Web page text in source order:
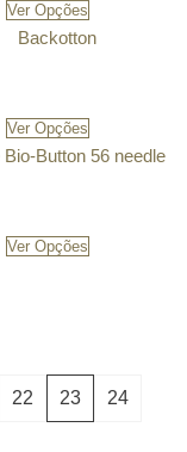
Ver Opções
Ver Opções
Ver Opções
22 23 24